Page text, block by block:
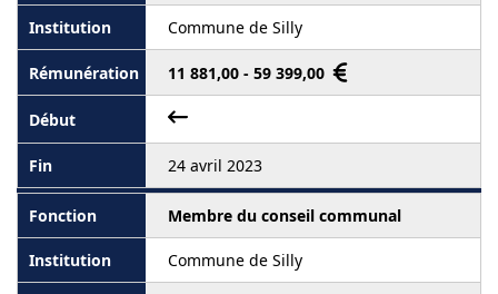
Commune de Silly
11 881,00 - 59 399,00
24 avril 2023
Membre du conseil communal
Commune de Silly